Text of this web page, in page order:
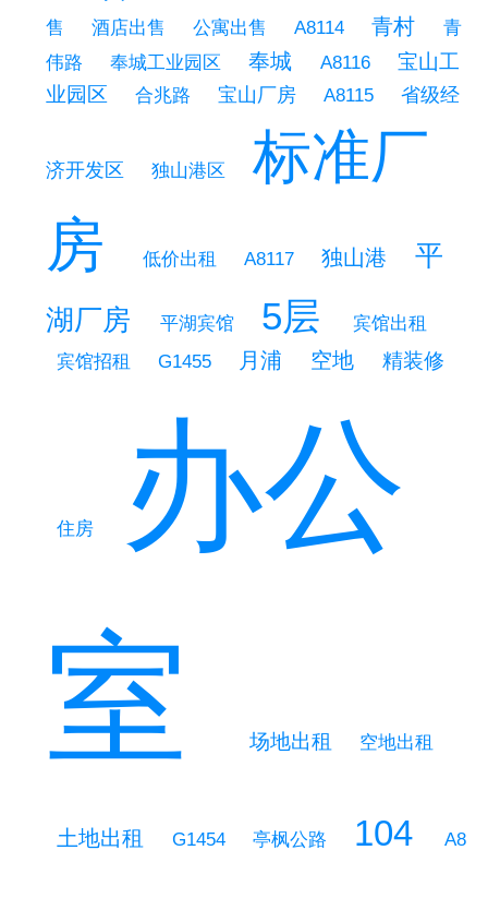
售
酒店出售 公寓出售 A8114 青村
青
伟路
奉城工业园区 奉城 A8116
宝山工
业园区
合兆路 宝山厂房 A8115 省级经
济开发区 独山港区
标准厂
房
低价出租 A8117 独山港 平
湖厂房 平湖宾馆 5层
宾馆出租
宾馆招租
G1455 月浦 空地 精装修
住房
办公
室
场地出租 空地出租
土地出租 G1454 亭枫公路 104 A8